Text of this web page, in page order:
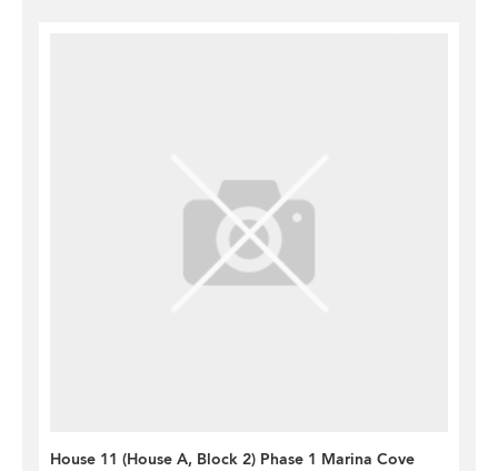
House 11 (House A, Block 2) Phase 1 Marina Cove